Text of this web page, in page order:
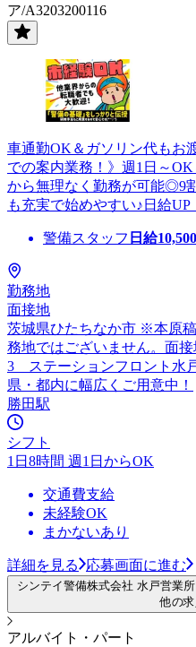
ア/A3203200116
車通勤OK＆ガソリン代もお
での案内業務！》週1日～
から無理なく勤務が可能◎9
も充実で始めやすい♪日給UP
警備スタッフ 日給10,500
勤務地
面接地
茨城県ひたちなか市 ※本原
務地ではございません。面
3 ステーションフロント水
県・都内に幅広くご用意中！
勝田駅
シフト
1日8時間 週1日からOK
交通費支給
未経験OK
まかないあり
詳細を見る 応募画面に進む
シンテイ警備株式会社 水戸営業
他の
アルバイト・パート